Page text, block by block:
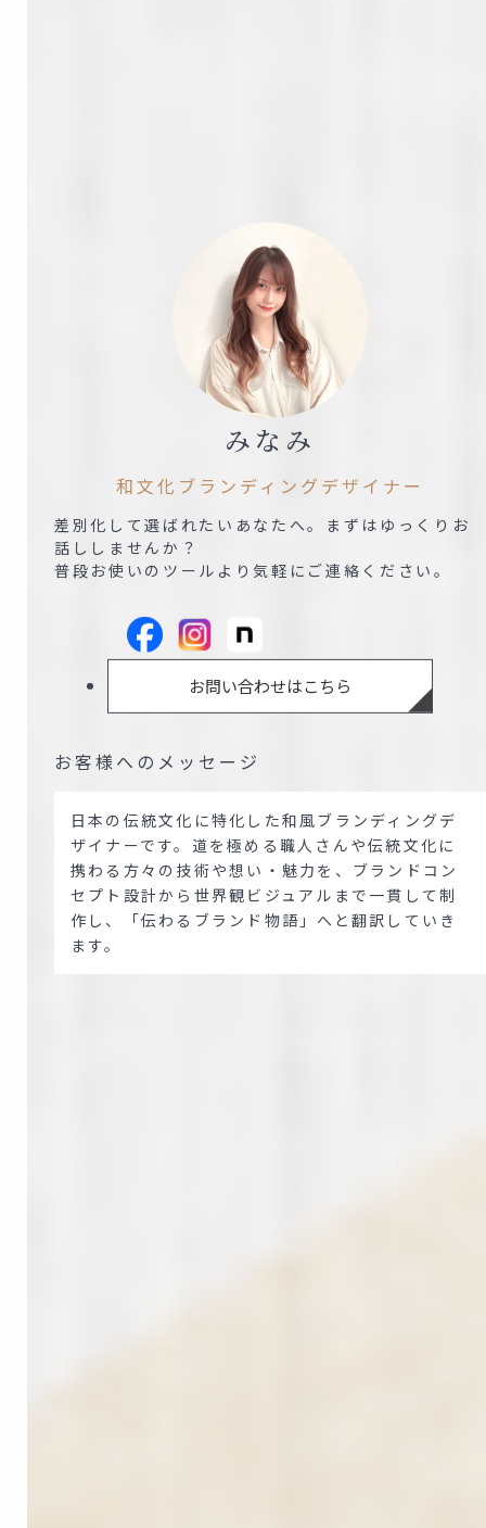
みなみ
和文化ブランディングデザイナー
差別化して選ばれたいあなたへ。まずはゆっくりお
話ししませんか？
普段お使いのツールより気軽にご連絡ください。
お問い合わせはこちら
お客様へのメッセージ
日本の伝統文化に特化した和風ブランディングデ
ザイナーです。道を極める職人さんや伝統文化に
携わる方々の技術や想い・魅力を、ブランドコン
セプト設計から世界観ビジュアルまで一貫して制
作し、「伝わるブランド物語」へと翻訳していき
ます。